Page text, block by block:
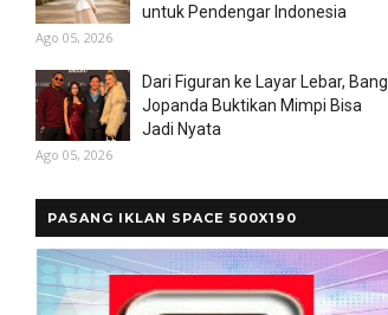
untuk Pendengar Indonesia
Ago 05, 2026
Dari Figuran ke Layar Lebar, Bang
Jopanda Buktikan Mimpi Bisa
Jadi Nyata
Ago 05, 2026
PASANG IKLAN SPACE 500X190